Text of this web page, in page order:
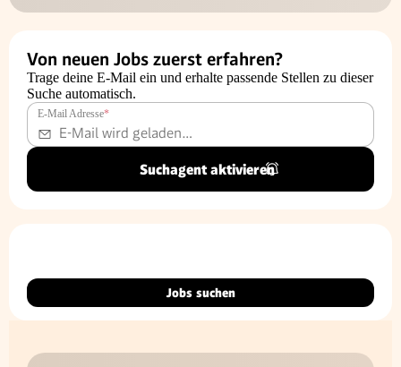
Von neuen Jobs zuerst erfahren?
Trage deine E-Mail ein und erhalte passende Stellen zu dieser
Suche automatisch.
E-Mail Adresse*
Suchagent aktivieren
Jobs suchen